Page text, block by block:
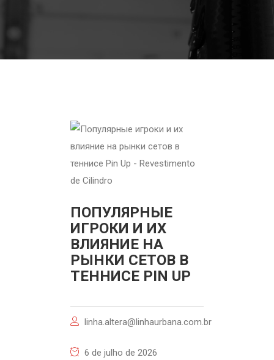
ПОПУЛЯРНЫЕ
ИГРОКИ И ИХ
ВЛИЯНИЕ НА
РЫНКИ СЕТОВ В
ТЕННИСЕ PIN UP
linha.altera@linhaurbana.com.br
6 de julho de 2026